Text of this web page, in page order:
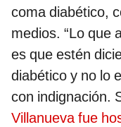
coma diabético,
medios. “Lo que
es que estén
diabético y no lo
con indignación.
Villanueva fue